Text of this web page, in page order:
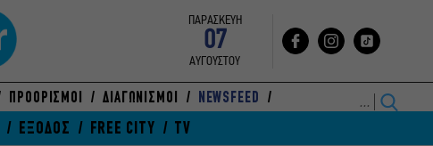
ΠΑΡΑΣΚΕΥΗ
07
ΑΥΓΟΥΣΤΟΥ
ΠΡΟΟΡΙΣΜΟΙ ΔΙΑΓΩΝΙΣΜΟΙ NEWSFEED
ΕΞΟΔΟΣ FREE CITY TV